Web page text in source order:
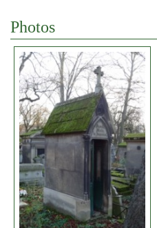
Photos